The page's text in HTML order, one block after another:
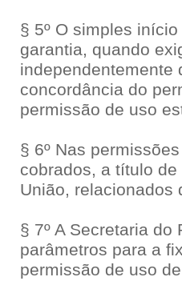
§ 5º O simples
garantia, quando
independentemente
concordância do
permissão de uso
§ 6º Nas
cobrados, a título
União, relacionados
§ 7º A Secretaria
parâmetros para a
permissão de uso